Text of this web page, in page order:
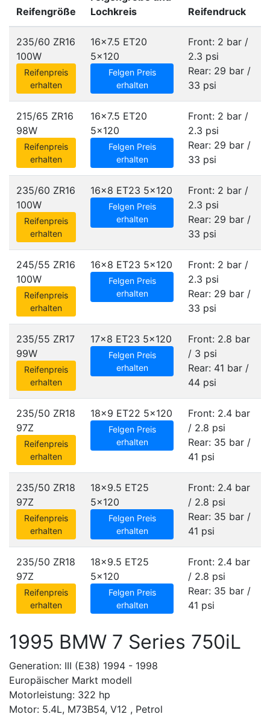
Reifengröße
Lochkreis
Reifendruck
235/60 ZR16
100W
Reifenpreis
erhalten
16x7.5 ET20
5x120
Felgen Preis
erhalten
Front: 2 bar /
2.3 psi
Rear: 29 bar /
33 psi
215/65 ZR16
98W
Reifenpreis
erhalten
16x7.5 ET20
5x120
Felgen Preis
erhalten
Front: 2 bar /
2.3 psi
Rear: 29 bar /
33 psi
235/60 ZR16
100W
Reifenpreis
erhalten
16x8 ET23 5x120
Felgen Preis
erhalten
Front: 2 bar /
2.3 psi
Rear: 29 bar /
33 psi
245/55 ZR16
100W
Reifenpreis
erhalten
16x8 ET23 5x120
Felgen Preis
erhalten
Front: 2 bar /
2.3 psi
Rear: 29 bar /
33 psi
235/55 ZR17
99W
Reifenpreis
erhalten
17x8 ET23 5x120
Felgen Preis
erhalten
Front: 2.8 bar
/ 3 psi
Rear: 41 bar /
44 psi
235/50 ZR18
97Z
Reifenpreis
erhalten
18x9 ET22 5x120
Felgen Preis
erhalten
Front: 2.4 bar
/ 2.8 psi
Rear: 35 bar /
41 psi
235/50 ZR18
97Z
Reifenpreis
erhalten
18x9.5 ET25
5x120
Felgen Preis
erhalten
Front: 2.4 bar
/ 2.8 psi
Rear: 35 bar /
41 psi
235/50 ZR18
97Z
Reifenpreis
erhalten
18x9.5 ET25
5x120
Felgen Preis
erhalten
Front: 2.4 bar
/ 2.8 psi
Rear: 35 bar /
41 psi
1995 BMW 7 Series 750iL
Generation: III (E38) 1994 - 1998
Europäischer Markt modell
Motorleistung: 322 hp
Motor: 5.4L, M73B54, V12 , Petrol